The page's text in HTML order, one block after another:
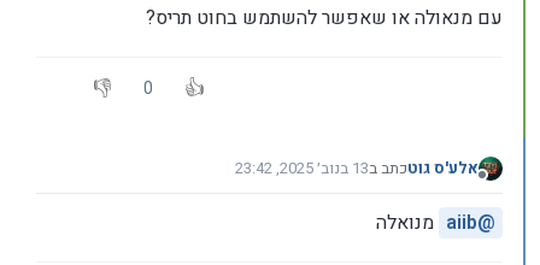
עם מנאולה או שאפשר להשתמש בחוט תריס?
0
מנותק
אלע'ס גוטכתב ב13 בנוב׳ 2025, 23:42
נערך לאחרונה על ידי
@
aiib מנואלה